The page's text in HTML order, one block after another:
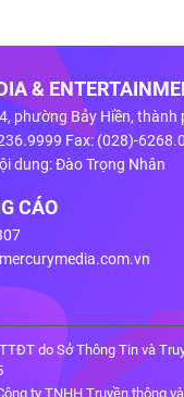
&
phường Bảy Hiền, thành
Fax: (028)-
dung: Đào Trọng Nhân
CÁO
do Sở Thông Tin và
ty TNHH Truyền thông